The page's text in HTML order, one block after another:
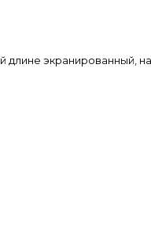
длине экранированный, на